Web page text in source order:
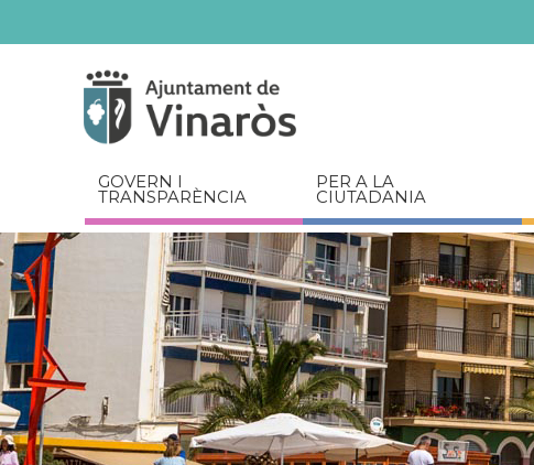
relacionats
GOVERN I
TRANSPARÈNCIA
PER A LA
CIUTADANIA